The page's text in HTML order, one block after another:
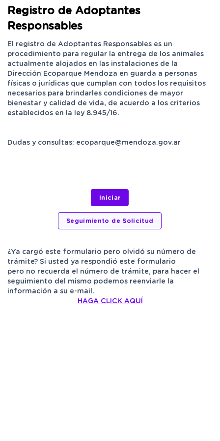
Registro de Adoptantes
Responsables
El registro de Adoptantes Responsables es un
procedimiento para regular la entrega de los animales
actualmente alojados en las instalaciones de la
Dirección Ecoparque Mendoza en guarda a personas
físicas o jurídicas que cumplan con todos los requisitos
necesarios para brindarles condiciones de mayor
bienestar y calidad de vida, de acuerdo a los criterios
establecidos en la ley 8.945/16.
Dudas y consultas: ecoparque@mendoza.gov.ar
¿Ya cargó este formulario pero olvidó su número de
trámite? Si usted ya respondió este formulario
pero no recuerda el número de trámite, para hacer el
seguimiento del mismo podemos reenviarle la
información a su e-mail.
HAGA CLICK AQUÍ